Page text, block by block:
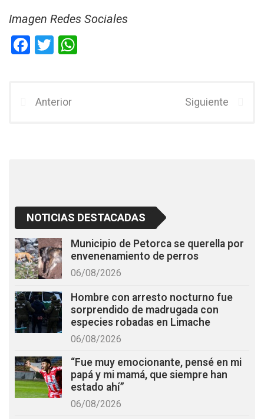
Imagen Redes Sociales
F
b
T
er
Anterior Siguiente
NOTICIAS DESTACADAS
Municipio de Petorca se querella por
envenenamiento de perros
06/08/2026
Hombre con arresto nocturno fue
sorprendido de madrugada con
especies robadas en Limache
06/08/2026
“Fue muy emocionante, pensé en mi
papá y mi mamá, que siempre han
estado ahí”
06/08/2026